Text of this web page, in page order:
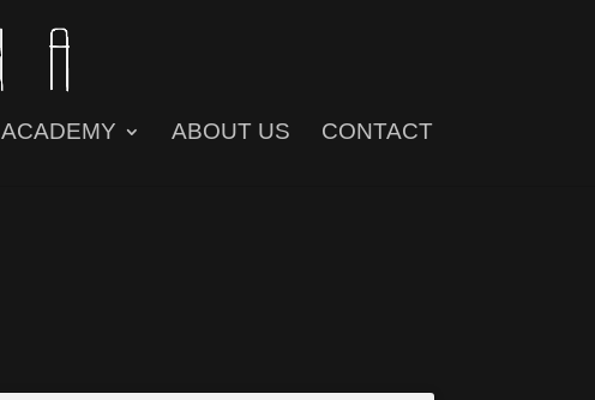
ACADEMY ABOUT US CONTACT